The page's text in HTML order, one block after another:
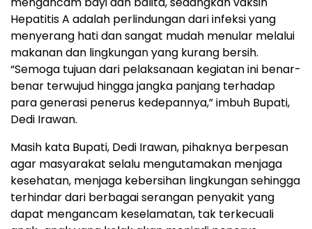
Hepatitis A adalah perlindungan dari infeksi yang
menyerang hati dan sangat mudah menular melalui
makanan dan lingkungan yang kurang bersih.
“Semoga tujuan dari pelaksanaan kegiatan ini benar-
benar terwujud hingga jangka panjang terhadap
para generasi penerus kedepannya,” imbuh Bupati,
Dedi Irawan.
Masih kata Bupati, Dedi Irawan, pihaknya berpesan
agar masyarakat selalu mengutamakan menjaga
kesehatan, menjaga kebersihan lingkungan sehingga
terhindar dari berbagai serangan penyakit yang
dapat mengancam keselamatan, tak terkecuali